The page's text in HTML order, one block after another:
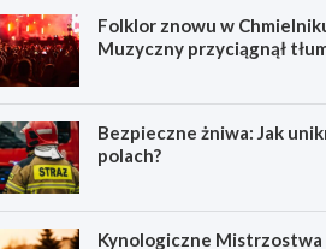
Folklor znowu w
Muzyczny przyciągnął
Bezpieczne żniwa: Jak
polach?
Kynologiczne Mistrzostwa